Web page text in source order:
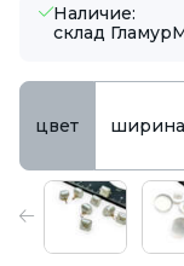
Наличие:
склад
цвет ширина